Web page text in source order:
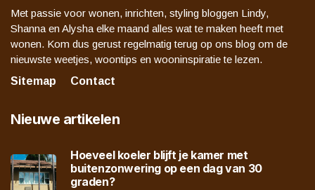
Met passie voor wonen, inrichten, styling bloggen Lindy,
Shanna en Alysha elke maand alles wat te maken heeft met
wonen. Kom dus gerust regelmatig terug op ons blog om de
nieuwste weetjes, woontips en wooninspiratie te lezen.
Sitemap
Contact
Nieuwe artikelen
Hoeveel koeler blijft je kamer met
buitenzonwering op een dag van 30
graden?